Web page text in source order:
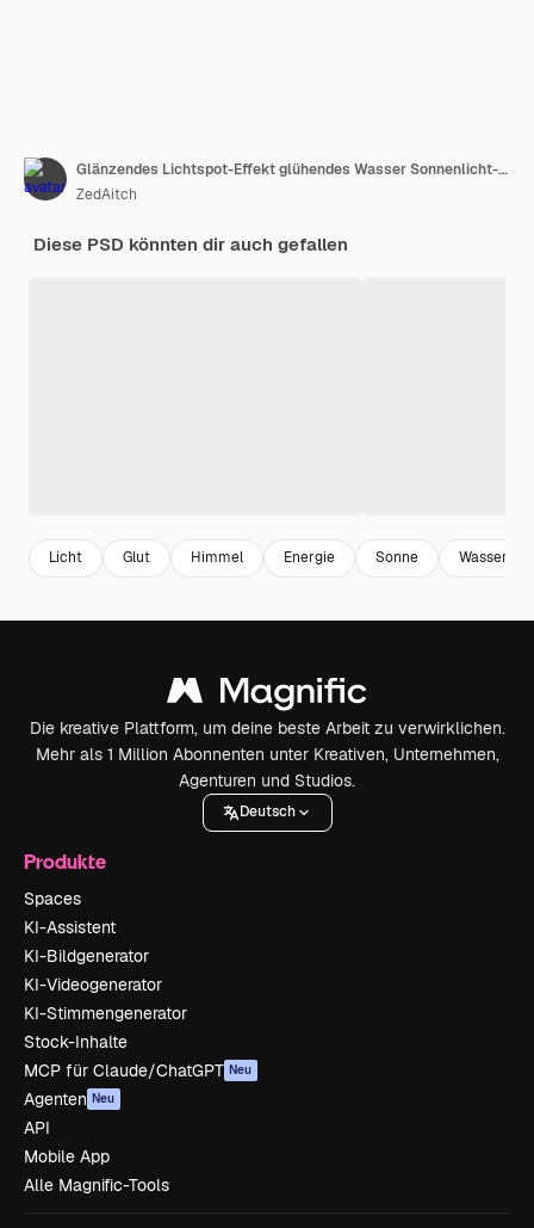
Glänzendes Lichtspot-Effekt glühendes Wasser Sonnenlicht-Element
ZedAitch
Diese PSD könnten dir auch gefallen
Licht Glut Himmel Energie Sonne Wasser
Die kreative Plattform, um deine beste Arbeit zu verwirklichen.
Mehr als 1 Million Abonnenten unter Kreativen, Unternehmen,
Agenturen und Studios.
Deutsch
Produkte
Spaces
KI-Assistent
KI-Bildgenerator
KI-Videogenerator
KI-Stimmengenerator
Stock-Inhalte
MCP für Claude/ChatGPT Neu
Agenten Neu
API
Mobile App
Alle Magnific-Tools